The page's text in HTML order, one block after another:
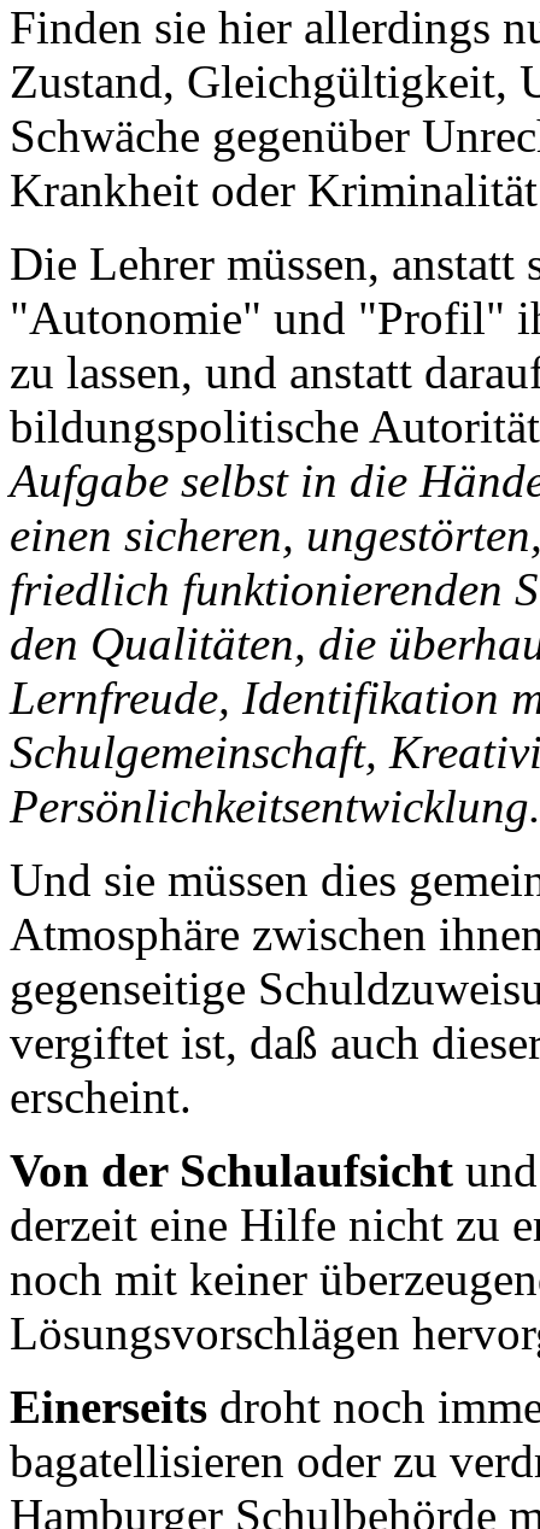
Finden sie hier allerdings
Zustand, Gleichgültigkeit,
Schwäche gegenüber
Krankheit oder
Die Lehrer müssen,
"Autonomie" und "Profil"
zu lassen, und anstatt
bildungspolitische
Aufgabe selbst in die
einen sicheren,
friedlich funktionierenden
den Qualitäten, die
Lernfreude, Identifikation
Schulgemeinschaft,
Persönlichkeitsentwicklung.
Und sie müssen dies
Atmosphäre zwischen
gegenseitige
vergiftet ist, daß auch
erscheint.
Von der Schulaufsicht
derzeit eine Hilfe nicht zu
noch mit keiner
Lösungsvorschlägen
Einerseits droht noch
bagatellisieren oder zu
Hamburger Schulbehörde